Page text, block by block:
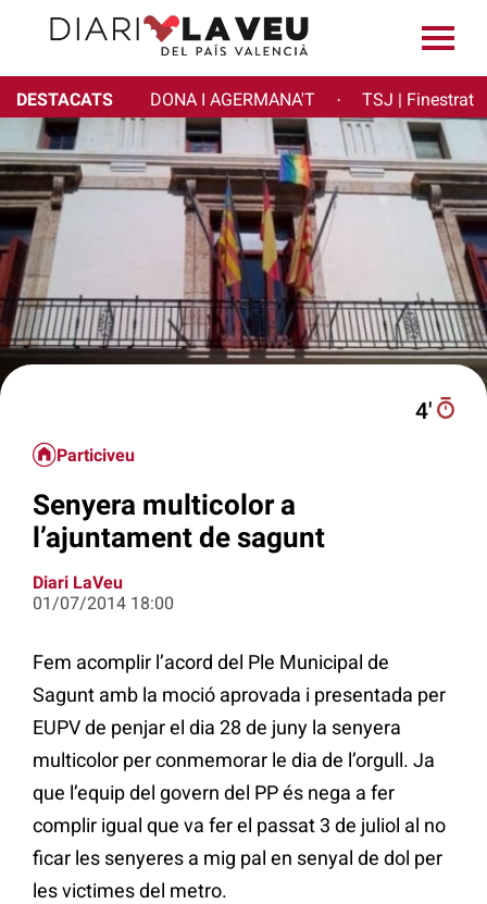
DESTACATS DONA I AGERMANA'T · TSJ | Finestrat
4′
Particiveu
Senyera multicolor a
l’ajuntament de sagunt
Diari LaVeu
01/07/2014 18:00
Fem acomplir l’acord del Ple Municipal de
Sagunt amb la moció aprovada i presentada per
EUPV de penjar el dia 28 de juny la senyera
multicolor per conmemorar le dia de l’orgull. Ja
que l’equip del govern del PP és nega a fer
complir igual que va fer el passat 3 de juliol al no
ficar les senyeres a mig pal en senyal de dol per
les victimes del metro.